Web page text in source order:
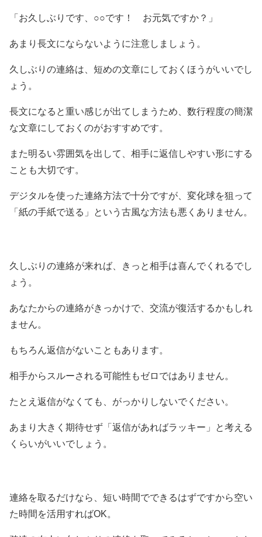
「お久しぶりです、○○です！ お元気ですか？」
あまり長文にならないように注意しましょう。
久しぶりの連絡は、短めの文章にしておくほうがいいでし
ょう。
長文になると重い感じが出てしまうため、数行程度の簡潔
な文章にしておくのがおすすめです。
また明るい雰囲気を出して、相手に返信しやすい形にする
ことも大切です。
デジタルを使った連絡方法で十分ですが、変化球を狙って
「紙の手紙で送る」という古風な方法も悪くありません。
久しぶりの連絡が来れば、きっと相手は喜んでくれるでし
ょう。
あなたからの連絡がきっかけで、交流が復活するかもしれ
ません。
もちろん返信がないこともあります。
相手からスルーされる可能性もゼロではありません。
たとえ返信がなくても、がっかりしないでください。
あまり大きく期待せず「返信があればラッキー」と考える
くらいがいいでしょう。
連絡を取るだけなら、短い時間でできるはずですから空い
た時間を活用すればOK。